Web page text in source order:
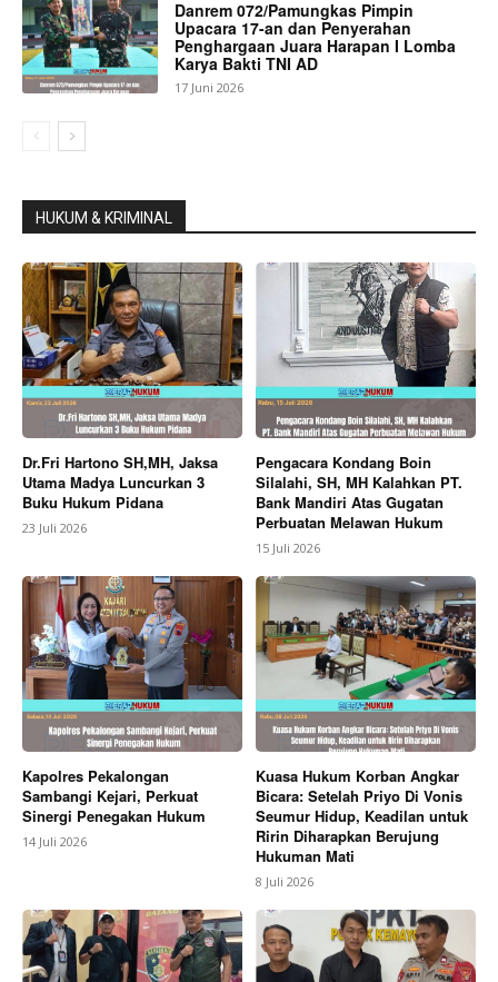
Danrem 072/Pamungkas Pimpin
Upacara 17-an dan Penyerahan
Penghargaan Juara Harapan I Lomba
Karya Bakti TNI AD
17 Juni 2026
HUKUM & KRIMINAL
Dr.Fri Hartono SH,MH, Jaksa
Utama Madya Luncurkan 3
Buku Hukum Pidana
23 Juli 2026
Pengacara Kondang Boin
Silalahi, SH, MH Kalahkan PT.
Bank Mandiri Atas Gugatan
Perbuatan Melawan Hukum
15 Juli 2026
Kapolres Pekalongan
Sambangi Kejari, Perkuat
Sinergi Penegakan Hukum
14 Juli 2026
Kuasa Hukum Korban Angkar
Bicara: Setelah Priyo Di Vonis
Seumur Hidup, Keadilan untuk
Ririn Diharapkan Berujung
Hukuman Mati
8 Juli 2026